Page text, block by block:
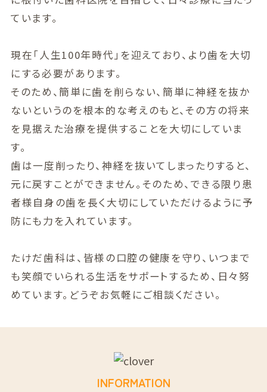
ています。
現在「人生100年時代」を迎えており、より歯を大切
にする必要があります。
そのため、簡単に歯を削らない、簡単に神経を抜か
ないというのを根本的な考えのもと、その方の将来
を見据えた治療を提供することを大切にしていま
す。
歯は一度削ったり、神経を抜いてしまったりすると、
元に戻すことができません。そのため、できる限り患
者様自身の歯を長く大切にしていただけるように予
防にも力を入れています。
たけだ歯科は、皆様の口腔の健康を守り、いつまで
も笑顔でいられる生活をサポートするため、日々努
めています。どうぞお気軽にご相談ください。
INFORMATION